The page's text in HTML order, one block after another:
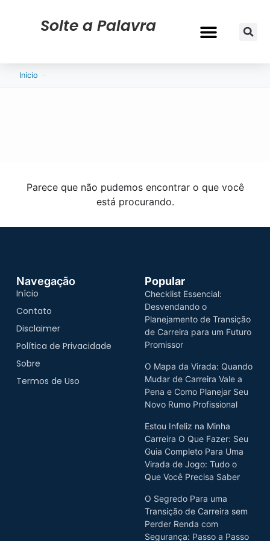
Solte a Palavra
Início -
Parece que não pudemos encontrar o que você
está procurando.
Navegação
Início
Contato
Disclaimer
Política de Privacidade
Sobre
Termos de Uso
Popular
Checklist Essencial:
Desvendando o
Planejamento de Transição
de Carreira para um Futuro
Promissor
O Mapa da Virada: Quando
Mudar de Carreira Vale a
Pena e Como Planejar Seu
Novo Rumo Profissional
Estou Infeliz na Minha
Carreira O Que Fazer: Seu
Guia Completo Para Uma
Virada de Jogo: Tudo o
Que Você Precisa Saber
O Segredo Para uma
Transição de Carreira sem
Perder Renda com
Segurança: Passo a Passo